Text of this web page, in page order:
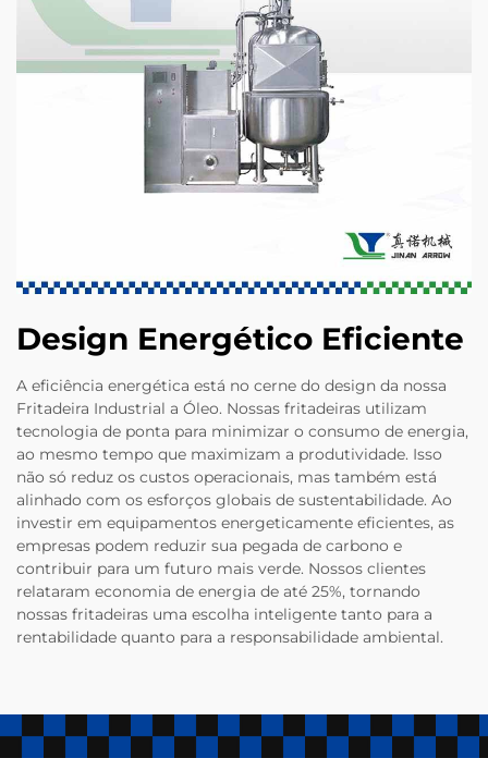
Design Energético Eficiente
A eficiência energética está no cerne do design da nossa
Fritadeira Industrial a Óleo. Nossas fritadeiras utilizam
tecnologia de ponta para minimizar o consumo de energia,
ao mesmo tempo que maximizam a produtividade. Isso
não só reduz os custos operacionais, mas também está
alinhado com os esforços globais de sustentabilidade. Ao
investir em equipamentos energeticamente eficientes, as
empresas podem reduzir sua pegada de carbono e
contribuir para um futuro mais verde. Nossos clientes
relataram economia de energia de até 25%, tornando
nossas fritadeiras uma escolha inteligente tanto para a
rentabilidade quanto para a responsabilidade ambiental.